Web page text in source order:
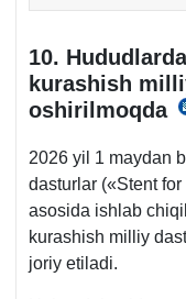
10.
kurashish
oshirilmoqda
2026 yil 1 maydan
dasturlar («Stent
asosida ishlab
kurashish milliy
joriy etiladi.